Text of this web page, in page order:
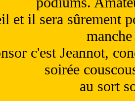
et il sera sûrement
c'est Jeannot,
soirée
au sort